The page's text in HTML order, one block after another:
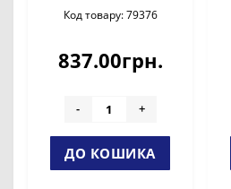
Код товару: 79376
837.00грн.
- +
ДО КОШИКА